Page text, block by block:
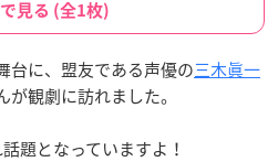
見る (全1枚)
台に、盟友である声優の三木眞一
観劇に訪れました。
題となっていますよ！